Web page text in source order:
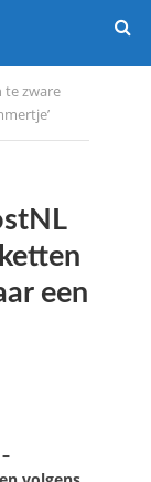
te zware
een